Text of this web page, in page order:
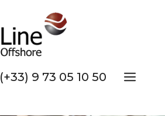
(+33) 9 73 05 10 50